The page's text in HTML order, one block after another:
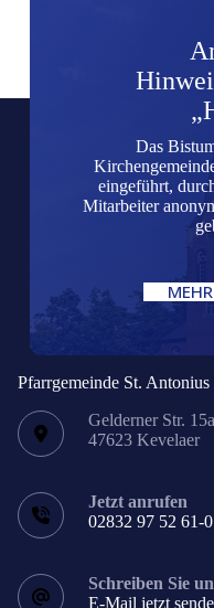
Das
eingeführt,
Mitarbeiter
Pfarrgemeinde St.
Gelderner Str. 15a
47623 Kevelaer
Jetzt anrufen
02832 97 52 61-0
Schreiben Sie
E-Mail jetzt